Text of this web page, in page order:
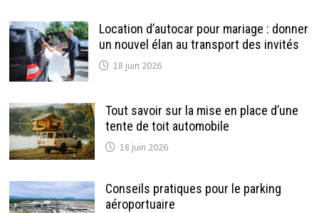
Location d’autocar pour mariage : donner
un nouvel élan au transport des invités
18 juin 2026
Tout savoir sur la mise en place d’une
tente de toit automobile
18 juin 2026
Conseils pratiques pour le parking
aéroportuaire